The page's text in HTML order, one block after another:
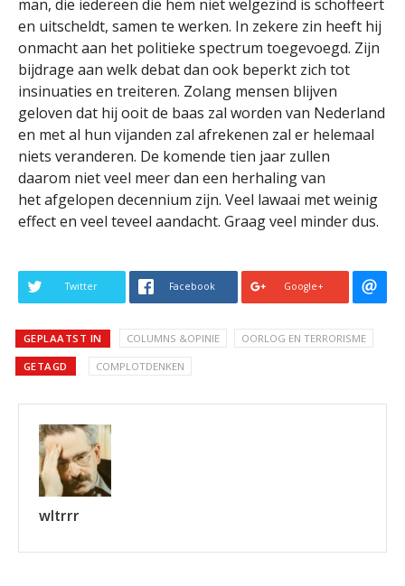
man, die iedereen die hem niet welgezind is schoffeert
en uitscheldt, samen te werken. In zekere zin heeft hij
onmacht aan het politieke spectrum toegevoegd. Zijn
bijdrage aan welk debat dan ook beperkt zich tot
insinuaties en treiteren. Zolang mensen blijven
geloven dat hij ooit de baas zal worden van Nederland
en met al hun vijanden zal afrekenen zal er helemaal
niets veranderen. De komende tien jaar zullen
daarom niet veel meer dan een herhaling van
het afgelopen decennium zijn. Veel lawaai met weinig
effect en veel teveel aandacht. Graag veel minder dus.
Twitter Facebook Google+
GEPLAATST IN COLUMNS &OPINIE OORLOG EN TERRORISME
GETAGD COMPLOTDENKEN
wltrrr